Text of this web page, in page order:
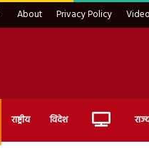
About Privacy Policy Video
राष्ट्रीय विदेश Live